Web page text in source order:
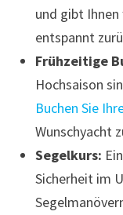
und gibt Ihnen
entspannt
Frühzeitige
Hochsaison
Buchen Sie
Wunschyacht
Segelkurs:
Sicherheit im